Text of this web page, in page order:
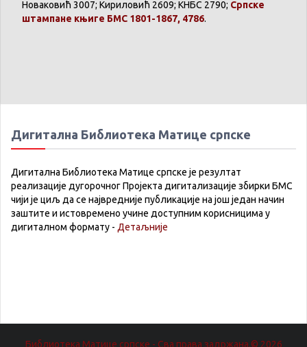
Новаковић 3007; Кириловић 2609; КНБС 2790; Српске
штампане књиге БМС 1801-1867, 4786.
Дигитална Библиотека Матице српске
Дигитална Библиотека Матице српске је резултат
реализације дугорочног Пројекта дигитализације збирки БМС
чији је циљ да се највредније публикације на још један начин
заштите и истовремено учине доступним корисницима у
дигиталном формату - Детаљније
Библиотека Матице српске - Сва права задржана.© 2026